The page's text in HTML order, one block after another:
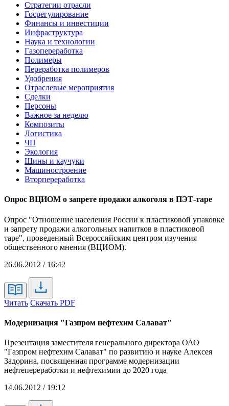
Стратегии отрасли
Госрегулирование
Финансы и инвестиции
Инфраструктура
Наука и технологии
Газопереработка
Полимеры
Переработка полимеров
Удобрения
Отраслевые мероприятия
Сделки
Персоны
Важное за неделю
Композиты
Логистика
ЧП
Экология
Шины и каучуки
Машиностроение
Вторпереработка
Опрос ВЦИОМ о запрете продажи алкоголя в ПЭТ-таре
Опрос "Отношение населения России к пластиковой упаковке
и запрету продажи алкогольных напитков в пластиковой
таре", проведенный Всероссийским центром изучения
общественного мнения (ВЦИОМ).
26.06.2012 / 16:42
Читать Скачать PDF
Модернизация "Газпром нефтехим Салават"
Презентация заместителя генерального директора ОАО
"Газпром нефтехим Салават" по развитию и науке Алексея
Задорина, посвященная программе модернизации
нефтепереработки и нефтехимии до 2020 года
14.06.2012 / 19:12